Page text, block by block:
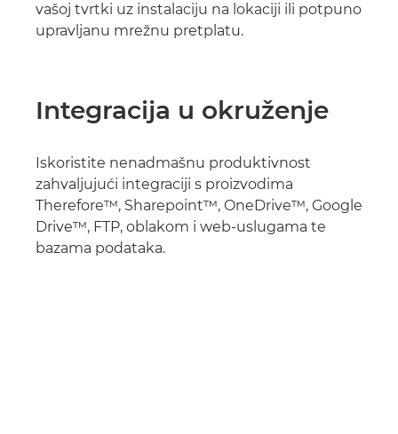
vašoj tvrtki uz instalaciju na lokaciji ili potpuno
upravljanu mrežnu pretplatu.
Integracija u okruženje
Iskoristite nenadmašnu produktivnost
zahvaljujući integraciji s proizvodima
Therefore™, Sharepoint™, OneDrive™, Google
Drive™, FTP, oblakom i web-uslugama te
bazama podataka.